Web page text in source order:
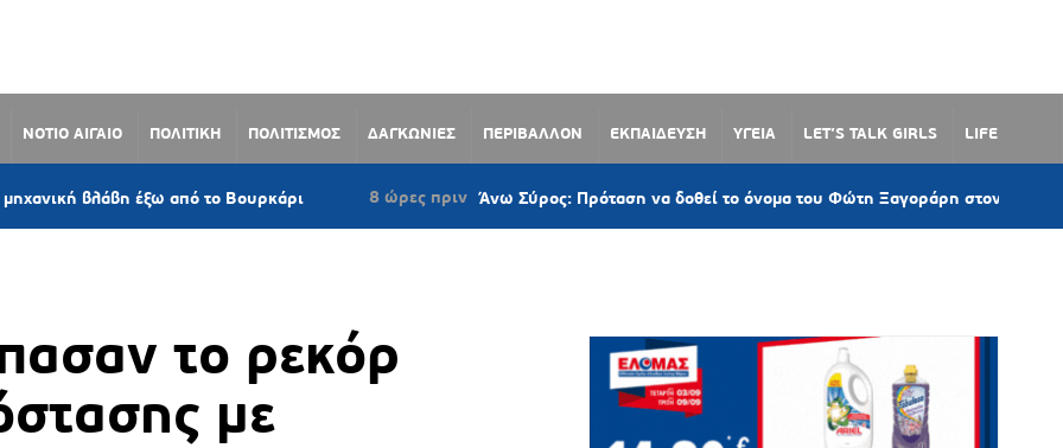
ΝΟΤΙΟ ΑΙΓΑΙΟ ΠΟΛΙΤΙΚΗ ΠΟΛΙΤΙΣΜΟΣ ΔΑΓΚΩΝΙΕΣ ΠΕΡΙΒΑΛΛΟΝ ΕΚΠΑΙΔΕΥΣΗ ΥΓΕΙΑ LET’S TALK GIRLS LIFE
έξω από το Βουρκάρι 8 ώρες πριν Άνω Σύρος: Πρόταση να δοθεί το όνομα του Φώτη Ξαγοράρη στον παραλιακό δρόμο
το ρεκόρ
με